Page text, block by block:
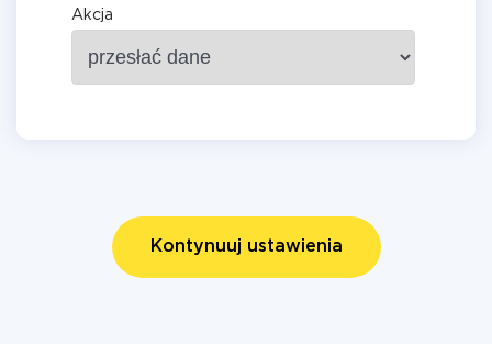
Akcja
Kontynuuj ustawienia